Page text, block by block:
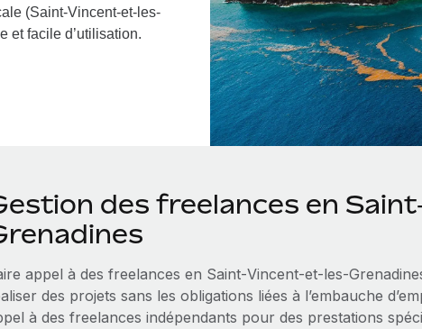
(Saint-Vincent-et-les-
et facile d’utilisation.
des freelances en
appel à des freelances en Saint‑Vincent-et-les-
des projets sans les obligations liées à l’embauche
à des freelances indépendants pour des prestations